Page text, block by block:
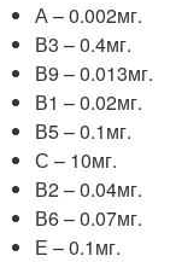
А – 0.002мг.
В3 – 0.4мг.
В9 – 0.013мг.
В1 – 0.02мг.
В5 – 0.1мг.
С – 10мг.
В2 – 0.04мг.
В6 – 0.07мг.
Е – 0.1мг.